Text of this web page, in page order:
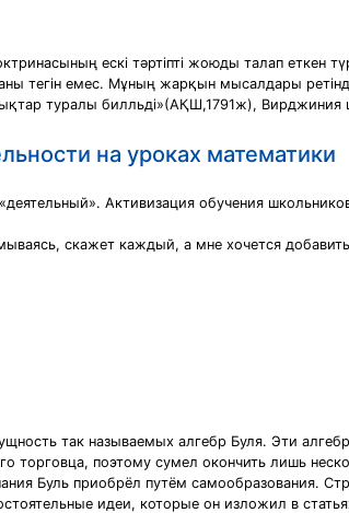
ескі тәртіпті жоюды талап еткен
тегін емес. Мұның жарқын мысалдары
туралы билльді»(АҚШ,1791ж),
на уроках математики
Активизация обучения
скажет каждый, а мне хочется
так называемых алгебр Буля. Эти
торговца, поэтому сумел окончить лишь
Буль приобрёл путём самообразования.
идеи, которые он изложил в